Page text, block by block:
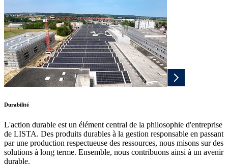
Durabilité
L'action durable est un élément central de la philosophie d'entreprise
de LISTA. Des produits durables à la gestion responsable en passant
par une production respectueuse des ressources, nous misons sur des
solutions à long terme. Ensemble, nous contribuons ainsi à un avenir
durable.